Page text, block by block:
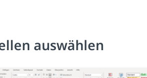
auswählen